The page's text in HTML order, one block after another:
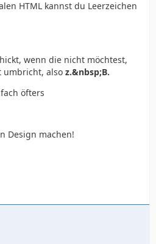
HTML kannst du Leerzeichen
wenn die nicht möchtest,
umbricht, also z.&nbsp;B.
öfters
Design machen!